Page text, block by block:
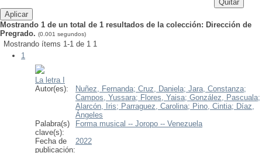
Mostrando 1 de un total de 1 resultados de la colección: Dirección de
Pregrado. (0.001 segundos)
Mostrando ítems 1-1 de 1 1
1
La letra I
Autor(es):
Nuñez, Fernanda; Cruz, Daniela; Jara, Constanza;
Campos, Yussara; Flores, Yaisa; González, Pascuala;
Alarcón, Iris; Parraguez, Carolina; Pino, Cintia; Díaz,
Ángeles
Palabra(s)
clave(s):
Forma musical -- Joropo -- Venezuela
Fecha de
publicación:
2022